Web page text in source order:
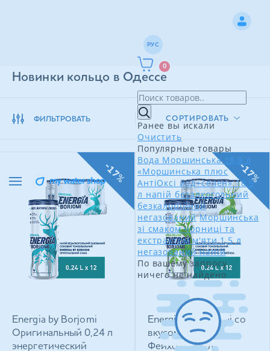
РУС
0
Ранее вы искали
Очистить
Популярные товары
Вода Моршинська 18,9 л
«Моршинська плюс
АнтіОксі йод+селен» 18,9
л напій безалкогольний
безкалорійний
негазований Моршинська
зі смаком чорниці та
екстрактом м'яти 1,5 л
негазований напій
По вашему запросу
ничего не найдено
Новинки кольцо в Одессе
ФИЛЬТРОВАТЬ СОРТИРОВАТЬ
Energia by Borjomi
Оригинальный 0,24 л
энергетический
-17%
Energia by Borjomi со
вкусом Яблока и
Фейхоа 0,24 л
-17%